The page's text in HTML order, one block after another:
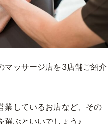
マッサージ店を3店舗ご紹介
業しているお店など、その
選ぶといいでしょう♪